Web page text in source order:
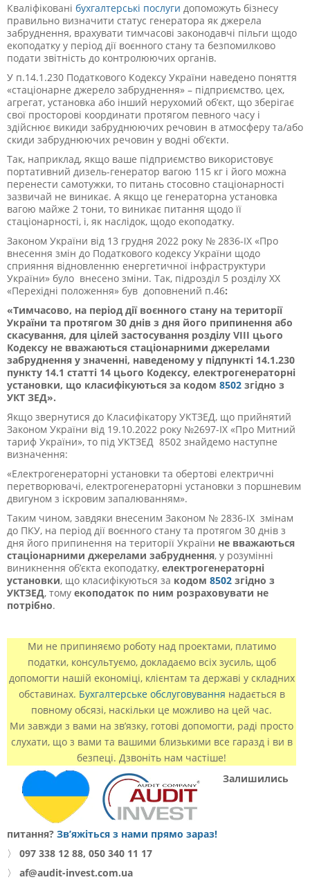
Кваліфіковані бухгалтерські послуги допоможуть бізнесу
правильно визначити статус генератора як джерела
забруднення, врахувати тимчасові законодавчі пільги щодо
екоподатку у період дії воєнного стану та безпомилково
подати звітність до контролюючих органів.
У п.14.1.230 Податкового Кодексу України наведено поняття
«стаціонарне джерело забруднення» – підприємство, цех,
агрегат, установка або інший нерухомий об’єкт, що зберігає
свої просторові координати протягом певного часу і
здійснює викиди забруднюючих речовин в атмосферу та/або
скиди забруднюючих речовин у водні об’єкти.
Так, наприклад, якщо ваше підприємство використовує
портативний дизель-генератор вагою 115 кг і його можна
перенести самотужки, то питань стосовно стаціонарності
зазвичай не виникає. А якщо це генераторна установка
вагою майже 2 тони, то виникає питання щодо її
стаціонарності, і, як наслідок, щодо екоподатку.
Законом України від 13 грудня 2022 року № 2836-ІХ «Про
внесення змін до Податкового кодексу України щодо
сприяння відновленню енергетичної інфраструктури
України» було внесено зміни. Так, підрозділ 5 розділу ХХ
«Перехідні положення» був доповнений п.46:
«Тимчасово, на період дії воєнного стану на території
України та протягом 30 днів з дня його припинення або
скасування, для цілей застосування розділу VIII цього
Кодексу не вважаються стаціонарними джерелами
забруднення у значенні, наведеному у підпункті 14.1.230
пункту 14.1 статті 14 цього Кодексу, електрогенераторні
установки, що класифікуються за кодом 8502 згідно з
УКТ ЗЕД».
Якщо звернутися до Класифікатору УКТЗЕД, що прийнятий
Законом України від 19.10.2022 року №2697-ІХ «Про Митний
тариф України», то під УКТЗЕД 8502 знайдемо наступне
визначення:
«Електрогенераторні установки та обертові електричні
перетворювачі, електрогенераторні установки з поршневим
двигуном з іскровим запалюванням».
Таким чином, завдяки внесеним Законом № 2836-ІХ змінам
до ПКУ, на період дії воєнного стану та протягом 30 днів з
дня його припинення на території України не вважаються
стаціонарними джерелами забруднення, у розумінні
виникнення об’єкта екоподатку, електрогенераторні
установки, що класифікуються за кодом 8502 згідно з
УКТЗЕД, тому екоподаток по ним розраховувати не
потрібно.
Ми не припиняємо роботу над проектами, платимо
податки, консультуємо, докладаємо всіх зусиль, щоб
допомогти нашій економіці, клієнтам та державі у складних
обставинах. Бухгалтерське обслуговування надається в
повному обсязі, наскільки це можливо на цей час.
Ми завжди з вами на зв’язку, готові допомогти, раді просто
слухати, що з вами та вашими близькими все гаразд і ви в
безпеці. Дзвоніть нам частіше!
Залишились
питання? Зв’яжіться з нами прямо зараз!
〉
097 338 12 88, 050 340 11 17
〉
af@audit-invest.com.ua